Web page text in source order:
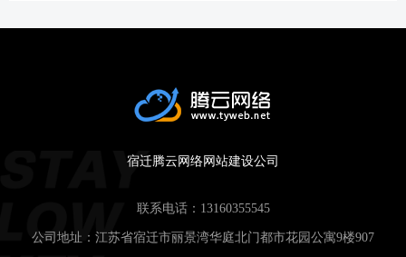
宿迁腾云网络网站建设公司
联系电话： 13160355545
公司地址：江苏省宿迁市丽景湾华庭北门都市花园公寓9楼907